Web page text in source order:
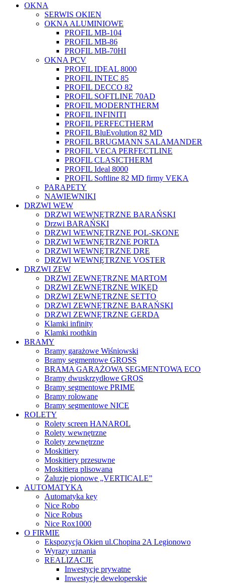
OKNA
SERWIS OKIEN
OKNA ALUMINIOWE
PROFIL MB-104
PROFIL MB-86
PROFIL MB-70HI
OKNA PCV
PROFIL IDEAL 8000
PROFIL INTEC 85
PROFIL DECCO 82
PROFIL SOFTLINE 70AD
PROFIL MODERNTHERM
PROFIL INFINITI
PROFIL PERFECTHERM
PROFIL BluEvolution 82 MD
PROFIL BRUGMANN SALAMANDER
PROFIL VECA PERFECTLINE
PROFIL CLASICTHERM
PROFIL Ideal 8000
PROFIL Softline 82 MD firmy VEKA
PARAPETY
NAWIEWNIKI
DRZWI WEW
DRZWI WEWNĘTRZNE BARAŃSKI
Drzwi BARAŃSKI
DRZWI WEWNĘTRZNE POL-SKONE
DRZWI WEWNĘTRZNE PORTA
DRZWI WEWNĘTRZNE DRE
DRZWI WEWNĘTRZNE VOSTER
DRZWI ZEW
DRZWI ZEWNĘTRZNE MARTOM
DRZWI ZEWNĘTRZNE WIKĘD
DRZWI ZEWNĘTRZNE SETTO
DRZWI ZEWNĘTRZNE BARAŃSKI
DRZWI ZEWNĘTRZNE GERDA
Klamki infinity
Klamki roothkin
BRAMY
Bramy garażowe Wiśniowski
Bramy segmentowe GROSS
BRAMA GARAŻOWA SEGMENTOWA ECO
Bramy dwuskrzydłowe GROS
Bramy segmentowe PRIME
Bramy rolowane
Bramy segmentowe NICE
ROLETY
Rolety screen HANAROL
Rolety wewnętrzne
Rolety zewnętrzne
Moskitiery
Moskitiery przesuwne
Moskitiera plisowana
Żaluzje pionowe „VERTICALE”
AUTOMATYKA
Automatyka key
Nice Robo
Nice Robus
Nice Rox1000
O FIRMIE
Ekspozycja Okien ul.Chopina 2A Legionowo
Wyrazy uznania
REALIZACJE
Inwestycje prywatne
Inwestycje deweloperskie